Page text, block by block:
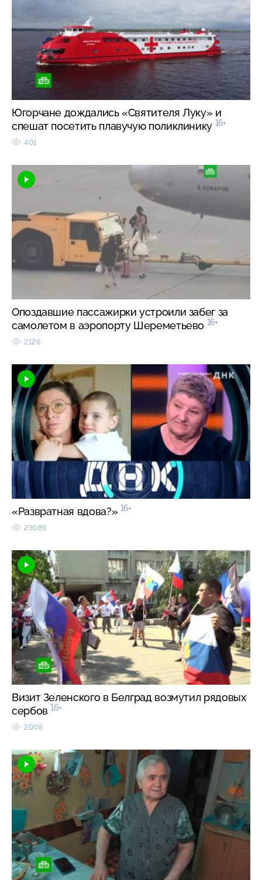
Югорчане дождались «Святителя Луку» и
спешат посетить плавучую поликлинику 16+
401
Опоздавшие пассажирки устроили забег за
самолетом в аэропорту Шереметьево 16+
2126
«Развратная вдова?» 16+
23089
Визит Зеленского в Белград возмутил рядовых
сербов 16+
2008